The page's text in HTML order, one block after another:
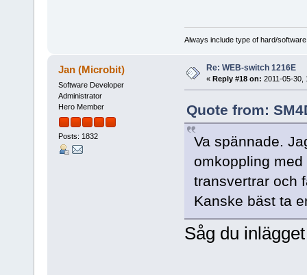
Always include type of hard/
Jan (Microbit)
Software Developer
Administrator
Hero Member
Posts: 1832
Re: WEB-switch 1216E
« Reply #18 on: 2011-05-30,
Quote from:
Va spännade.
omkoppling
transvertrar och
Kanske bäst ta
Såg du